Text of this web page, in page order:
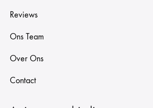
Reviews
Ons Team
Over Ons
Contact